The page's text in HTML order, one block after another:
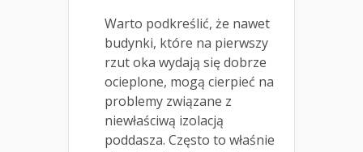
Warto podkreślić, że nawet
budynki, które na pierwszy
rzut oka wydają się dobrze
ocieplone, mogą cierpieć na
problemy związane z
niewłaściwą izolacją
poddasza. Często to właśnie